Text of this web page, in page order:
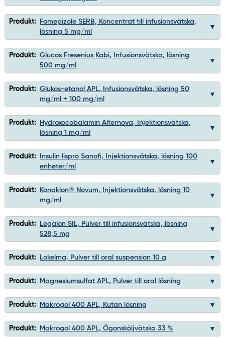
Produkt:
Fomepizole SERB, Koncentrat till infusionsvätska,
lösning 5 mg/ml
Produkt: Glucos Fresenius Kabi, Infusionsvätska, lösning
500 mg/ml
Produkt: Glukos-etanol APL, Infusionsvätska, lösning 50
mg/ml + 100 mg/ml
Produkt:
Hydroxocobalamin Alternova, Injektionsvätska,
lösning 1 mg/ml
Produkt:
Insulin lispro Sanofi, Injektionsvätska, lösning 100
enheter/ml
Produkt:
Konakion® Novum, Injektionsvätska, lösning 10
mg/ml
Produkt:
Legalon SIL, Pulver till infusionsvätska, lösning
528,5 mg
Produkt: Lokelma, Pulver till oral suspension 10 g
Produkt: Magnesiumsulfat APL, Pulver till oral lösning
Produkt: Makrogol 400 APL, Kutan lösning
Produkt: Makrogol 400 APL, Ögonsköljvätska 33 %